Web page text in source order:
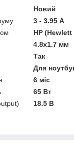
Новий
3 - 3.95 А
HP
4.8x1.7 мм
Так
Для
6 міс
65 Вт
18.5 В